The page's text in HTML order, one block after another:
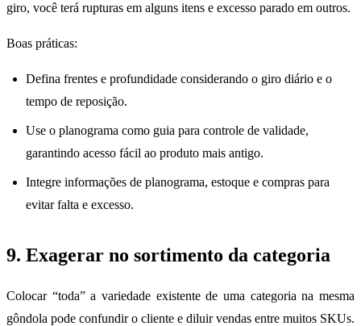
giro, você terá rupturas em alguns itens e excesso parado em outros.
Boas práticas:
Defina frentes e profundidade considerando o giro diário e o
tempo de reposição.
Use o planograma como guia para controle de validade,
garantindo acesso fácil ao produto mais antigo.
Integre informações de planograma, estoque e compras para
evitar falta e excesso.
9. Exagerar no sortimento da categoria
Colocar “toda” a variedade existente de uma categoria na mesma
gôndola pode confundir o cliente e diluir vendas entre muitos SKUs.